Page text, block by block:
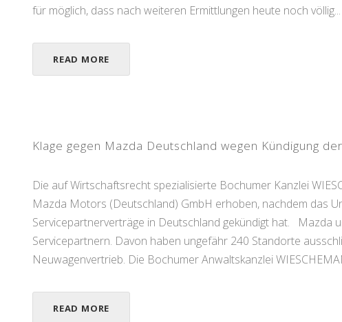
für möglich, dass nach weiteren Ermittlungen heute noch völlig...
READ MORE
Klage gegen Mazda Deutschland wegen Kündigung
Die auf Wirtschaftsrecht spezialisierte Bochumer Kanzlei
Mazda Motors (Deutschland) GmbH erhoben, nachdem das
Servicepartnerverträge in Deutschland gekündigt hat. Mazda
Servicepartnern. Davon haben ungefähr 240 Standorte
Neuwagenvertrieb. Die Bochumer Anwaltskanzlei
READ MORE